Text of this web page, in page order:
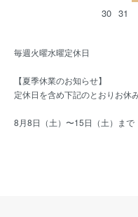
30 31
毎週火曜水曜定休日
【夏季休業のお知らせ】
定休日を含め下記のとおりお休
8月8日（土）〜15日（土）まで